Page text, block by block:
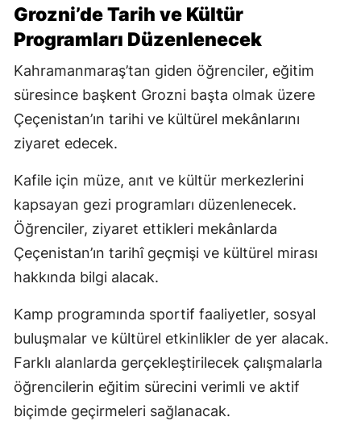
Grozni’de Tarih ve Kültür
Programları Düzenlenecek
Kahramanmaraş’tan giden öğrenciler, eğitim
süresince başkent Grozni başta olmak üzere
Çeçenistan’ın tarihi ve kültürel mekânlarını
ziyaret edecek.
Kafile için müze, anıt ve kültür merkezlerini
kapsayan gezi programları düzenlenecek.
Öğrenciler, ziyaret ettikleri mekânlarda
Çeçenistan’ın tarihî geçmişi ve kültürel mirası
hakkında bilgi alacak.
Kamp programında sportif faaliyetler, sosyal
buluşmalar ve kültürel etkinlikler de yer alacak.
Farklı alanlarda gerçekleştirilecek çalışmalarla
öğrencilerin eğitim sürecini verimli ve aktif
biçimde geçirmeleri sağlanacak.